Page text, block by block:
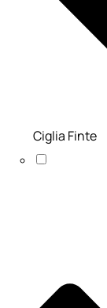
Ciglia Finte